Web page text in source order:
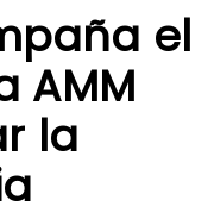
el
AMM
la